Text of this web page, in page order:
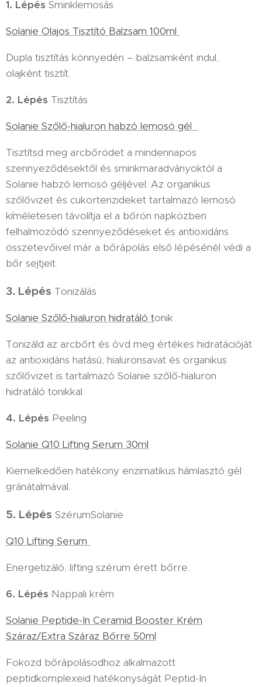
1. Lépés Sminklemosás
Solanie Olajos Tisztító Balzsam 100ml
Dupla tisztítás könnyedén – balzsamként indul,
olajként tisztít.
2. Lépés Tisztítás
Solanie Szőlő-hialuron habzó lemosó gél
Tisztítsd meg arcbőrödet a mindennapos
szennyeződésektől és sminkmaradványoktól a
Solanie habzó lemosó géljével. Az organikus
szőlővizet és cukortenzideket tartalmazó lemosó
kíméletesen távolítja el a bőrön napközben
felhalmozódó szennyeződéseket és antioxidáns
összetevőivel már a bőrápolás első lépésénél védi a
bőr sejtjeit.
3. Lépés Tonizálás
Solanie Szőlő-hialuron hidratáló tonik
Tonizáld az arcbőrt és óvd meg értékes hidratációját
az antioxidáns hatású, hialuronsavat és organikus
szőlővizet is tartalmazó Solanie szőlő-hialuron
hidratáló tonikkal.
4. Lépés Peeling
Solanie Q10 Lifting Serum 30ml
Kiemelkedően hatékony enzimatikus hámlasztó gél
gránátalmával.
5. Lépés SzérumSolanie
Q10 Lifting Serum
Energetizáló, lifting szérum érett bőrre.
6. Lépés Nappali krém
Solanie Peptide-In Ceramid Booster Krém
Száraz/Extra Száraz Bőrre 50ml
Fokozd bőrápolásodhoz alkalmazott
peptidkomplexeid hatékonyságát Peptid-In